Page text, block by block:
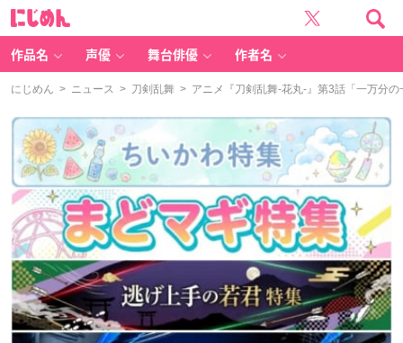
作品名 声優 舞台俳優 作者名
にじめん > ニュース > 刀剣乱舞 > アニメ『刀剣乱舞-花丸-』第3話「一万分